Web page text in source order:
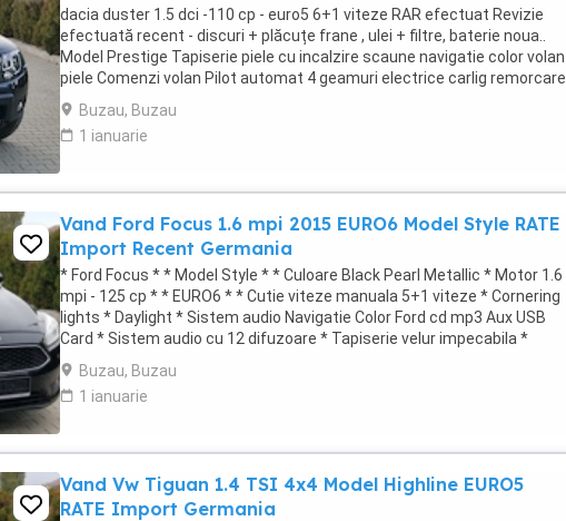
dacia duster 1.5 dci -110 cp - euro5 6+1 viteze RAR efectuat Revizie
efectuată recent - discuri + plăcuțe frane , ulei + filtre, baterie noua..
Model Prestige Tapiserie piele cu incalzire scaune navigatie color volan
piele Comenzi volan Pilot automat 4 geamuri electrice carlig remorcare
jante ...
Buzau, Buzau
1 ianuarie
Vand Ford Focus 1.6 mpi 2015 EURO6 Model Style RATE
Import Recent Germania
* Ford Focus * * Model Style * * Culoare Black Pearl Metallic * Motor 1.6
mpi - 125 cp * * EURO6 * * Cutie viteze manuala 5+1 viteze * Cornering
lights * Daylight * Sistem audio Navigatie Color Ford cd mp3 Aux USB
Card * Sistem audio cu 12 difuzoare * Tapiserie velur impecabila *
Incalzire ...
Buzau, Buzau
1 ianuarie
Vand Vw Tiguan 1.4 TSI 4x4 Model Highline EURO5
RATE Import Germania